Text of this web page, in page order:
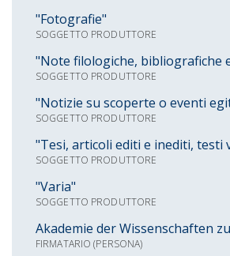
"Fotografie"
SOGGETTO PRODUTTORE
"Note filologiche, bibliografiche
SOGGETTO PRODUTTORE
"Notizie su scoperte o eventi
SOGGETTO PRODUTTORE
"Tesi, articoli editi e inediti, testi
SOGGETTO PRODUTTORE
"Varia"
SOGGETTO PRODUTTORE
Akademie der Wissenschaften
FIRMATARIO (PERSONA)